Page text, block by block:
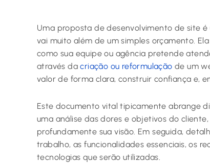
Uma proposta de desenvolvimento de site
vai muito além de um simples orçamento.
como sua equipe ou agência pretende
através dacriação ou reformulação de um
valor de forma clara, construir confiança e,
Este documento vital tipicamente abrange
uma análise das dores e objetivos do
profundamente sua visão. Em seguida,
trabalho, as funcionalidades essenciais, os
tecnologias que serão utilizadas.